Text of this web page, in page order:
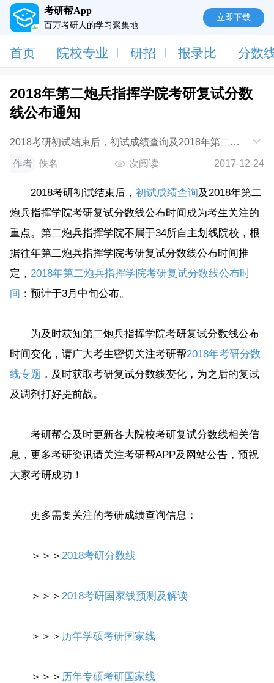
考研帮App
百万考研人的学习聚集地
立即下载
首页 院校专业 研招 报录比 分数
2018年第二炮兵指挥学院考研复试分数
线公布通知
2018考研初试结束后，初试成绩查询及2018年第二炮
兵指挥学院考研复试分数线公布时间成为考生关注的重
点。第二炮兵指挥学院不属于34所自主划线院校
作者 佚名 次阅读 2017-12-24
2018考研初试结束后， 初试成绩查询及2018年第二
炮兵指挥学院考研复试分数线公布时间成为考生关注的
重点。第二炮兵指挥学院不属于34所自主划线院校，根
据往年第二炮兵指挥学院考研复试分数线公布时间推
定， 2018年第二炮兵指挥学院考研复试分数线公布时
间 ：预计于3月中旬公布。
为及时获知第二炮兵指挥学院考研复试分数线公布
时间变化，请广大考生密切关注考研帮2018年考研分数
线专题 ，及时获取考研复试分数线变化，为之后的复试
及调剂打好提前战。
考研帮会及时更新各大院校考研复试分数线相关信
息，更多考研资讯请关注考研帮APP及网站公告，预祝
大家考研成功！
更多需要关注的考研成绩查询信息：
＞＞＞ 2018考研分数线
＞＞＞ 2018考研国家线预测及解读
＞＞＞ 历年学硕考研国家线
＞＞＞ 历年专硕考研国家线